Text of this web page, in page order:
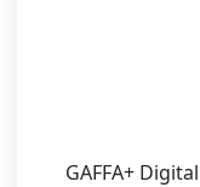
GAFFA+